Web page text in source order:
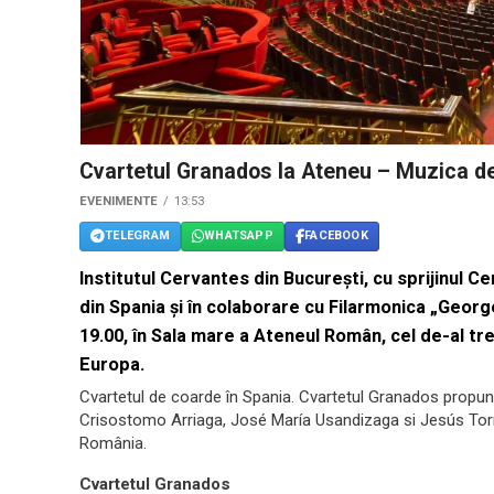
Cvartetul Granados la Ateneu – Muzica
EVENIMENTE 13:53
TELEGRAM WHATSAPP FACEBOOK
Institutul Cervantes din Bucureşti, cu sprijinul
din Spania și în colaborare cu Filarmonica
19.00, în Sala mare a Ateneul Român, cel de-al
Europa.
Cvartetul de coarde în Spania. Cvartetul Granados
Crisostomo Arriaga, José María Usandizaga si Jesús
România.
Cvartetul Granados